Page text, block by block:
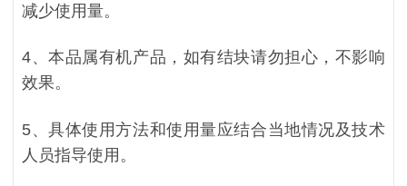
减少使用量。
4、本品属有机产品，如有结块请勿担心，不影响
效果。
5、具体使用方法和使用量应结合当地情况及技术
人员指导使用。